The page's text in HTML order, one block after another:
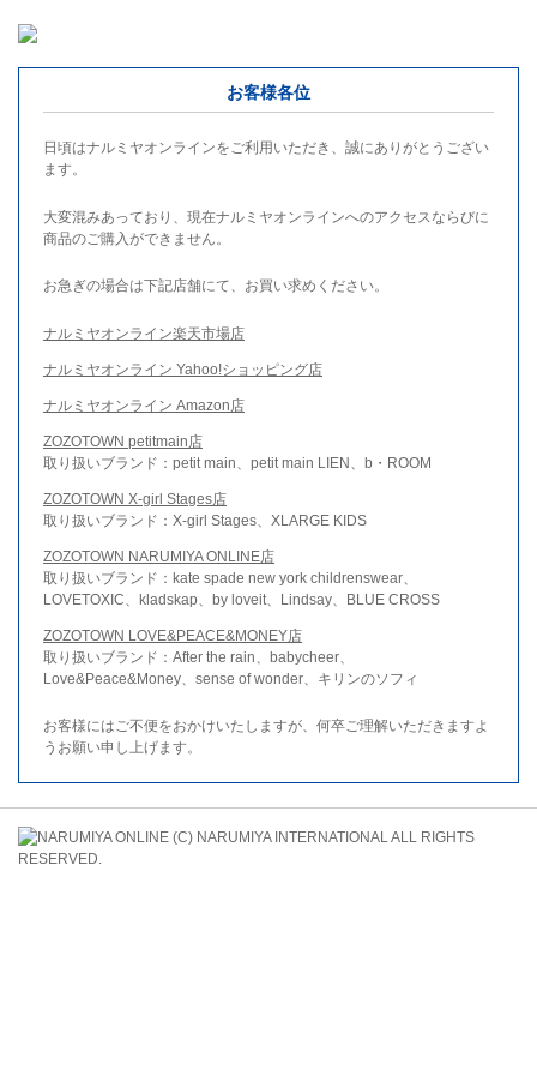
お客様各位
日頃はナルミヤオンラインをご利用いただき、誠にありがとうござい
ます。
大変混みあっており、現在ナルミヤオンラインへのアクセスならびに
商品のご購入ができません。
お急ぎの場合は下記店舗にて、お買い求めください。
ナルミヤオンライン楽天市場店
ナルミヤオンライン Yahoo!ショッピング店
ナルミヤオンライン Amazon店
ZOZOTOWN petitmain店
取り扱いブランド：petit main、petit main LIEN、b・ROOM
ZOZOTOWN X-girl Stages店
取り扱いブランド：X-girl Stages、XLARGE KIDS
ZOZOTOWN NARUMIYA ONLINE店
取り扱いブランド：kate spade new york childrenswear、
LOVETOXIC、kladskap、by loveit、Lindsay、BLUE CROSS
ZOZOTOWN LOVE&PEACE&MONEY店
取り扱いブランド：After the rain、babycheer、
Love&Peace&Money、sense of wonder、キリンのソフィ
お客様にはご不便をおかけいたしますが、何卒ご理解いただきますよ
うお願い申し上げます。